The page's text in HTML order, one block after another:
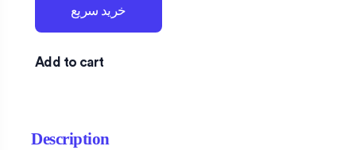
خرید سریع
Add to cart
Description